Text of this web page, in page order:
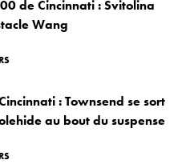
de Cincinnati : Svitolina
Wang
: Townsend se sort
au bout du suspense